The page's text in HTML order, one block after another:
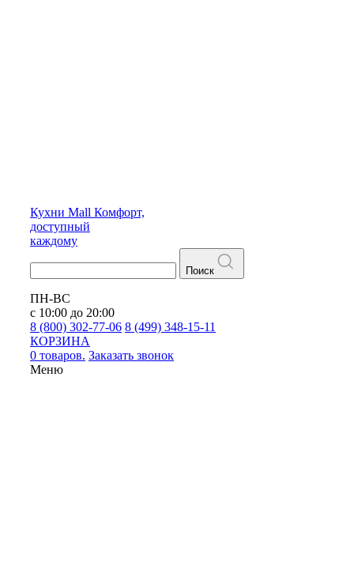
Кухни Mall Комфорт,
доступный
каждому
Поиск
ПН-ВС
с 10:00 до 20:00
8 (800) 302-77-06 8 (499) 348-15-11
КОРЗИНА
0 товаров. Заказать звонок
Меню